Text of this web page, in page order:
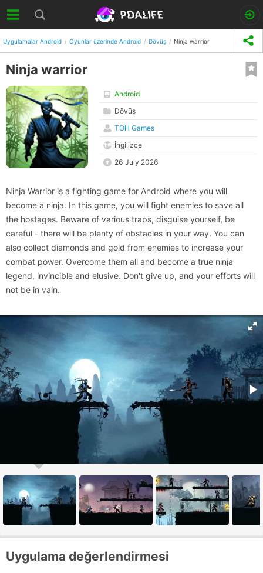
Uygulamalar Android Oyunlar üzerinde Android Dövüş Ninja warrior
Ninja warrior
Android
Dövüş
TOH Games
İngilizce
26 July 2026
Ninja Warrior is a fighting game for Android where you will
become a ninja. In this game, you will fight enemies to save all
the hostages. Beware of various traps, disguise yourself, be
careful - there will be plenty of obstacles in your way. You can
also collect diamonds and gold from enemies to increase your
combat power. Overcome them all and become a true ninja
legend, invincible and elusive. Don't give up, and your efforts will
not be in vain.
Uygulama değerlendirmesi